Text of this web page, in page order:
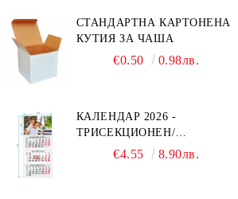
СТАНДАРТНА КАРТОНЕНА
КУТИЯ ЗА ЧАША
€0.50 0.98лв.
КАЛЕНДАР 2026 -
ТРИСЕКЦИОНЕН/
ЕДНОСЕКЦИОНЕН
€4.55 8.90лв.